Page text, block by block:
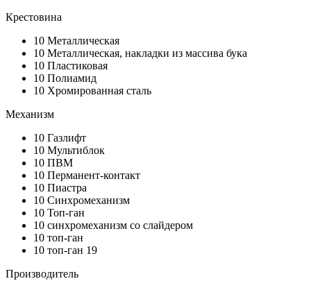
Крестовина
10 Металлическая
10 Металлическая, накладки из массива бука
10 Пластиковая
10 Полиамид
10 Хромированная сталь
Механизм
10 Газлифт
10 Мультиблок
10 ПВМ
10 Перманент-контакт
10 Пиастра
10 Синхромеханизм
10 Топ-ган
10 синхромеханизм со слайдером
10 топ-ган
10 топ-ган 19
Производитель